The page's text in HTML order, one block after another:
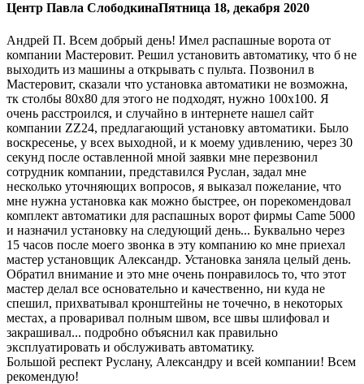
Центр Павла СлободкинаПятница 18, декабря 2020
Андрей П. Всем добрый день! Имел распашные ворота от
компании Мастеровит. Решил установить автоматику, что б не
выходить из машины а открывать с пульта. Позвонил в
Мастеровит, сказали что установка автоматики не возможна,
тк столбы 80х80 для этого не подходят, нужно 100х100. Я
очень расстроился, и случайно в интернете нашел сайт
компании ZZ24, предлагающий установку автоматики. Было
воскресенье, у всех выходной, и к моему удивлению, через 30
секунд после оставленной мной заявки мне перезвонил
сотрудник компании, представился Руслан, задал мне
несколько уточняющих вопросов, я выказал пожелание, что
мне нужна установка как можно быстрее, он порекомендовал
комплект автоматики для распашных ворот фирмы Came 5000
и назначил установку на следующий день... Буквально через
15 часов после моего звонка в эту компанию ко мне приехал
мастер установщик Александр. Установка заняла целый день.
Обратил внимание и это мне очень понравилось то, что этот
мастер делал все основательно и качественно, ни куда не
спешил, прихватывал кронштейны не точечно, в некоторых
местах, а проваривал полным швом, все швы шлифовал и
закрашивал... подробно объяснил как правильно
эксплуатировать и обслуживать автоматику.
Большой респект Руслану, Александру и всей компании! Всем
рекомендую!